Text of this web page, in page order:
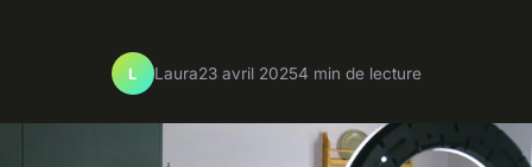
L Laura23 avril 20254 min de lecture